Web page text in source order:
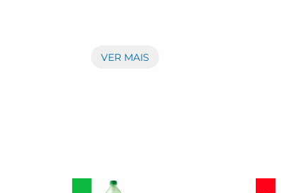
de leveza e satisfação. É uma opção que se
opção para acompanhar pratos variados,
aos seus convidados ou para desfrutar em momentos
VER MAIS